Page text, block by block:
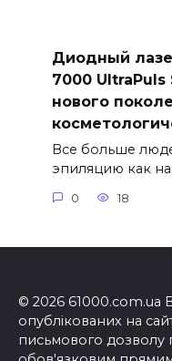
Диодный
7000 UltraPuls
нового
Все больше
эпиляцию как
0 18
© 2026 61000.com.ua
опублікованих на
письмового дозволу